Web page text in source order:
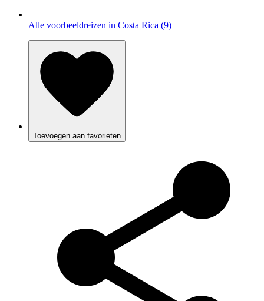
Alle voorbeeldreizen in Costa Rica (9)
Toevoegen aan favorieten